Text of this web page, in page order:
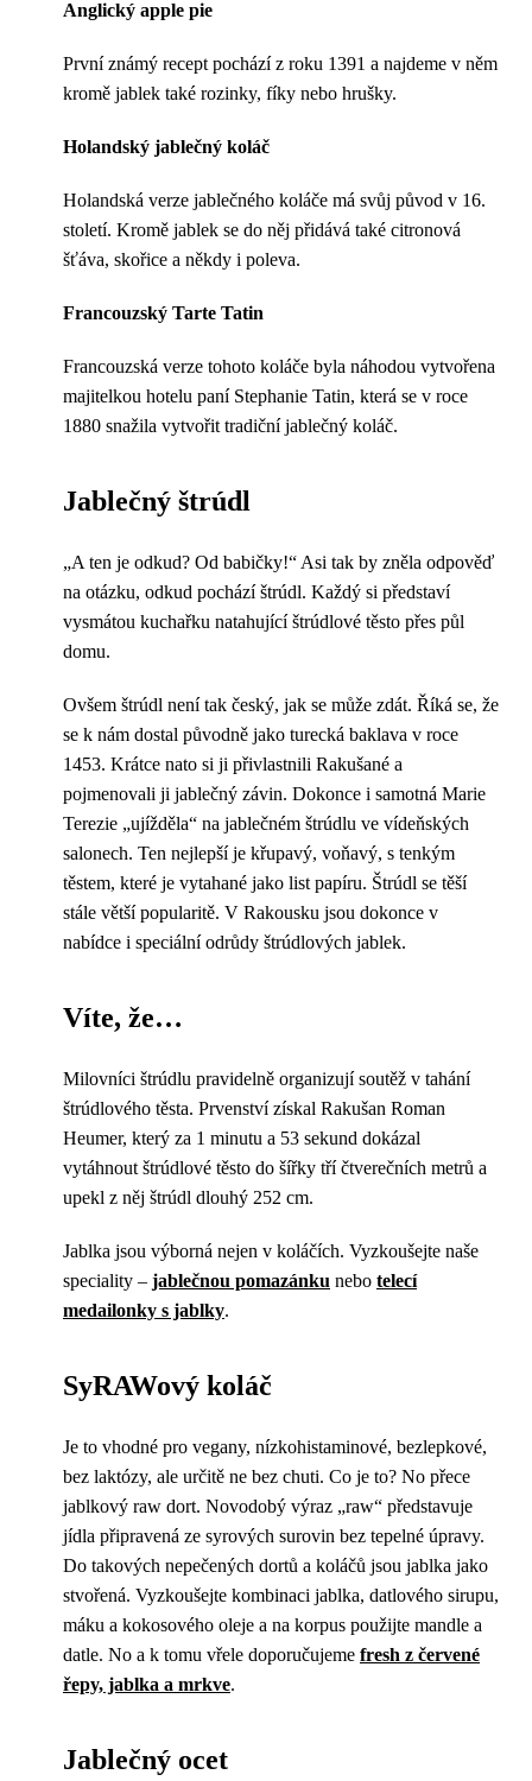
Anglický apple pie
První známý recept pochází z roku 1391 a najdeme v něm
kromě jablek také rozinky, fíky nebo hrušky.
Holandský jablečný koláč
Holandská verze jablečného koláče má svůj původ v 16.
století. Kromě jablek se do něj přidává také citronová
šťáva, skořice a někdy i poleva.
Francouzský Tarte Tatin
Francouzská verze tohoto koláče byla náhodou vytvořena
majitelkou hotelu paní Stephanie Tatin, která se v roce
1880 snažila vytvořit tradiční jablečný koláč.
Jablečný štrúdl
„A ten je odkud? Od babičky!“ Asi tak by zněla odpověď
na otázku, odkud pochází štrúdl. Každý si představí
vysmátou kuchařku natahující štrúdlové těsto přes půl
domu.
Ovšem štrúdl není tak český, jak se může zdát. Říká se, že
se k nám dostal původně jako turecká baklava v roce
1453. Krátce nato si ji přivlastnili Rakušané a
pojmenovali ji jablečný závin. Dokonce i samotná Marie
Terezie „ujížděla“ na jablečném štrúdlu ve vídeňských
salonech. Ten nejlepší je křupavý, voňavý, s tenkým
těstem, které je vytahané jako list papíru. Štrúdl se těší
stále větší popularitě. V Rakousku jsou dokonce v
nabídce i speciální odrůdy štrúdlových jablek.
Víte, že…
Milovníci štrúdlu pravidelně organizují soutěž v tahání
štrúdlového těsta. Prvenství získal Rakušan Roman
Heumer, který za 1 minutu a 53 sekund dokázal
vytáhnout štrúdlové těsto do šířky tří čtverečních metrů a
upekl z něj štrúdl dlouhý 252 cm.
Jablka jsou výborná nejen v koláčích. Vyzkoušejte naše
speciality – jablečnou pomazánku nebo telecí
medailonky s jablky.
SyRAWový koláč
Je to vhodné pro vegany, nízkohistaminové, bezlepkové,
bez laktózy, ale určitě ne bez chuti. Co je to? No přece
jablkový raw dort. Novodobý výraz „raw“ představuje
jídla připravená ze syrových surovin bez tepelné úpravy.
Do takových nepečených dortů a koláčů jsou jablka jako
stvořená. Vyzkoušejte kombinaci jablka, datlového sirupu,
máku a kokosového oleje a na korpus použijte mandle a
datle. No a k tomu vřele doporučujeme fresh z červené
řepy, jablka a mrkve.
Jablečný ocet